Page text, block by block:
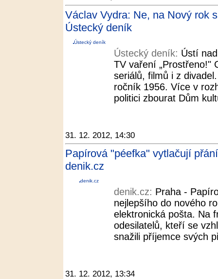
Václav Vydra: Ne, na Nový rok
Ústecký deník
Ústecký deník
Ústecký deník: Ústí
TV vaření „Prostřeno!"
seriálů, filmů i z
ročník 1956. Více v
politici zbourat Dům
31. 12. 2012, 14:30
Papírová "péefka" vytlačují
denik.cz
denik.cz
denik.cz: Praha -
nejlepšího do nového
elektronická pošta. Na
odesilatelů, kteří se
snažili příjemce svých
31. 12. 2012, 13:34